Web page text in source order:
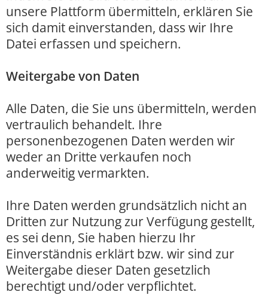
unsere Plattform übermitteln, erklären Sie
sich damit einverstanden, dass wir Ihre
Datei erfassen und speichern.
Weitergabe von Daten
Alle Daten, die Sie uns übermitteln, werden
vertraulich behandelt. Ihre
personenbezogenen Daten werden wir
weder an Dritte verkaufen noch
anderweitig vermarkten.
Ihre Daten werden grundsätzlich nicht an
Dritten zur Nutzung zur Verfügung gestellt,
es sei denn, Sie haben hierzu Ihr
Einverständnis erklärt bzw. wir sind zur
Weitergabe dieser Daten gesetzlich
berechtigt und/oder verpflichtet.